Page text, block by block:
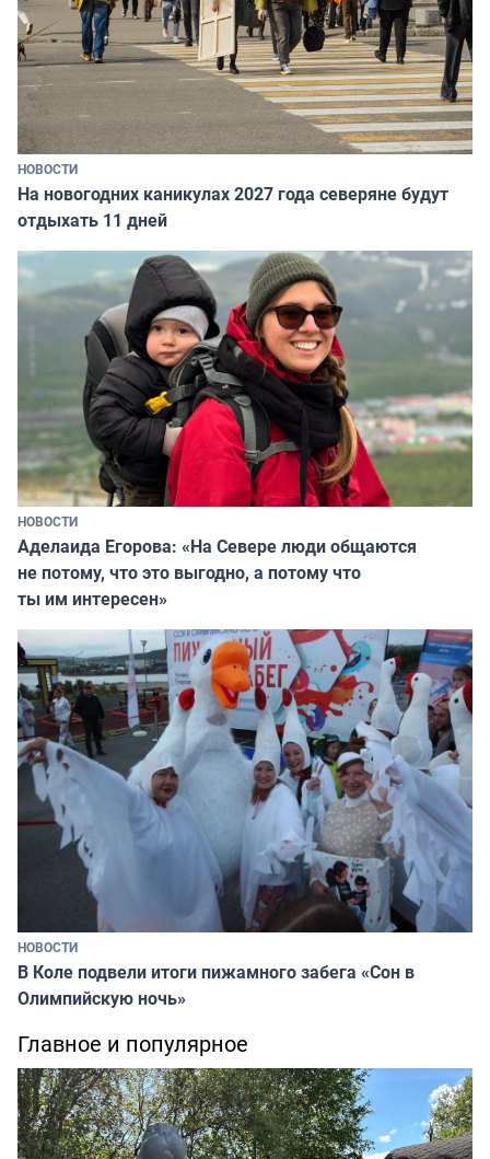
НОВОСТИ
На новогодних каникулах 2027 года северяне будут
отдыхать 11 дней
НОВОСТИ
Аделаида Егорова: «На Севере люди общаются
не потому, что это выгодно, а потому что
ты им интересен»
НОВОСТИ
В Коле подвели итоги пижамного забега «Сон в
Олимпийскую ночь»
Главное и популярное